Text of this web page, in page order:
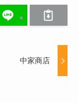
中家商店